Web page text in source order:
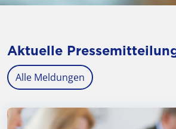
Aktuelle
Alle Meldungen